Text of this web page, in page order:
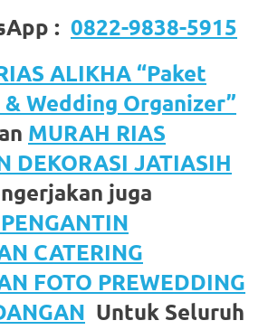
: 0822-9838-5915
ALIKHA “Paket
Wedding Organizer”
MURAH RIAS
DEKORASI JATIASIH
juga
CATERING
FOTO PREWEDDING
Untuk Seluruh